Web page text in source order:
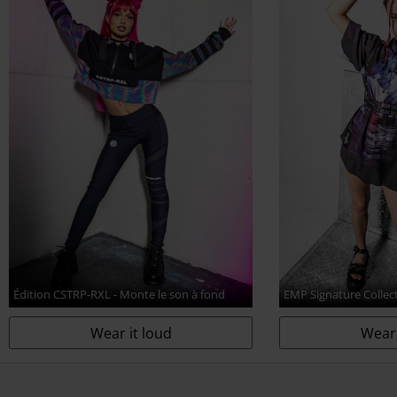
Édition CSTRP-RXL - Monte le son à fond
Wear it loud
EMP Signature